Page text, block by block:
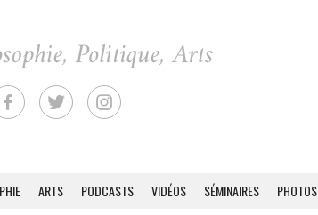
ARTS PODCASTS VIDÉOS SÉMINAIRES PHOTOS